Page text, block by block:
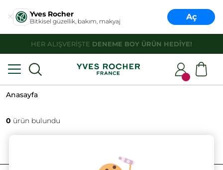
Yves Rocher
Bitkisel güzellik, bakım, makyaj Aç
HER ALIŞVERİŞTE DENEME BOY ÜRÜN HEDİYE!
Anasayfa
0 ürün bulundu